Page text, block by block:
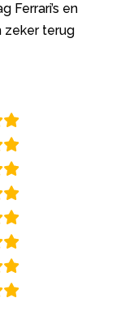
Ferrari’s en
zeker terug